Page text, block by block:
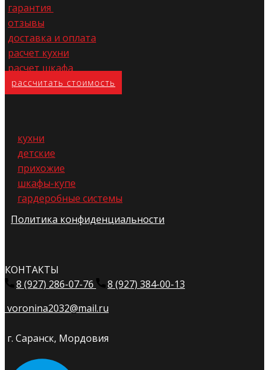
гарантия
отзывы
доставка и оплата
расчет кухни
расчет шкафа
расс​читать стоимость
кухни
детские
прихожие
шкафы-купе
гардеробные системы
Политика конфиденциальности
КОНТАКТЫ
8 (927) 286-07-76
8 (927) 384-00-13
voronina2032@mail.ru
г. Саранск, Мордовия